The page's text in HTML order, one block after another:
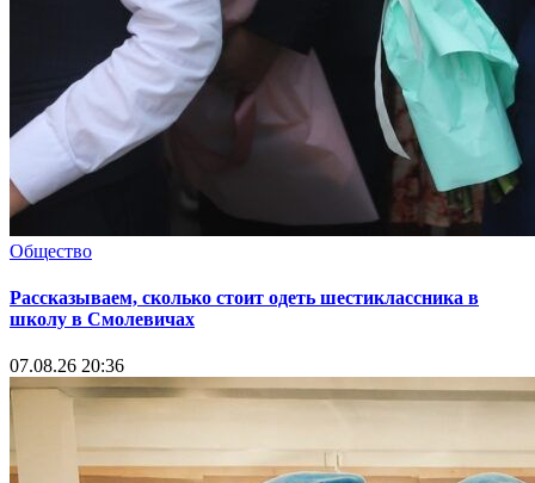
Общество
Рассказываем, сколько стоит одеть шестиклассника в
школу в Смолевичах
07.08.26 20:36